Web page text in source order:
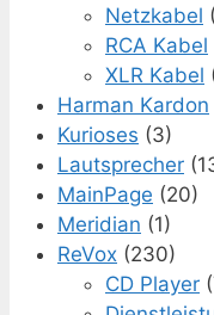
Netzkabel
RCA Kabel
XLR Kabel
Harman Kardon
Kurioses (3)
Lautsprecher
MainPage (20)
Meridian (1)
ReVox (230)
CD Player